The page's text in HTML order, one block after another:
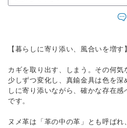
【暮らしに寄り添い、風合いを増す
カギを取り出す、しまう。その何気
少しずつ変化し、真鍮金具は色を深
しに寄り添いながら、確かな存在
です。
ヌメ革は「革の中の革」とも呼ば